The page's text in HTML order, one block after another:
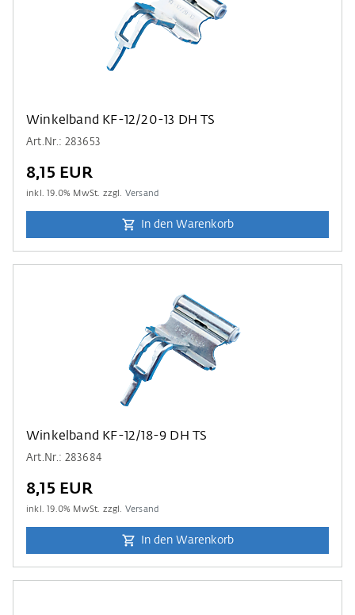
Winkelband KF-12/20-13 DH TS
Art.Nr.: 283653
8,15 EUR
inkl.19.0% MwSt. zzgl. Versand
In den Warenkorb
Winkelband KF-12/18-9 DH TS
Art.Nr.: 283684
8,15 EUR
inkl.19.0% MwSt. zzgl. Versand
In den Warenkorb